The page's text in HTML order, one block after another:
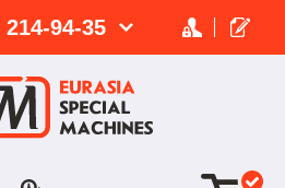
214-94-35